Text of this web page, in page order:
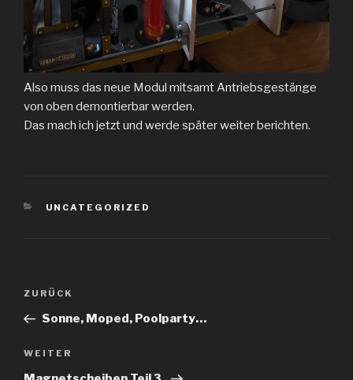
Also muss das neue Modul mitsamt Antriebsgestänge
von oben demontierbar werden.
Das mach ich jetzt und werde später weiter berichten.
KATEGORIEN
UNCATEGORIZED
Beitragsnavigation
Vorheriger
Beitrag
ZURÜCK
Sonne, Moped, Poolparty…
Nächster
Beitrag
WEITER